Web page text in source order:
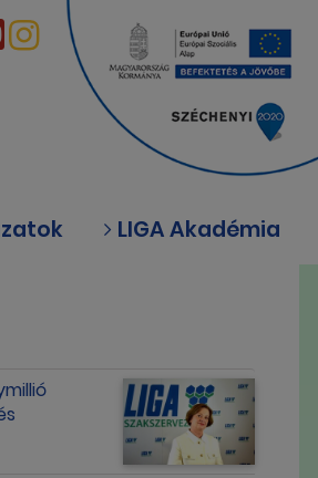
LIGA Akadémia